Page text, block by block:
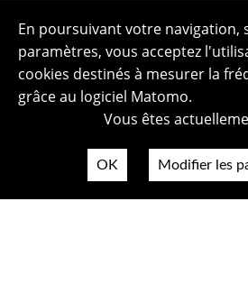
En poursuivant votre navigation,
paramètres, vous acceptez
cookies destinés à mesurer la
grâce au logiciel Matomo.
Vous êtes
OK Modifier les